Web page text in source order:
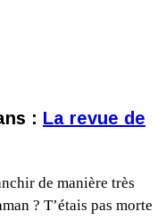
: La revue de
de manière très
? T’étais pas morte